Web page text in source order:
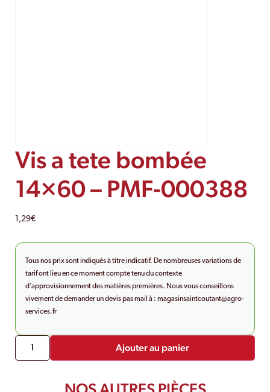
Vis a tete bombée
14×60 – PMF-000388
1,29€
Tous nos prix sont indiqués à titre indicatif. De nombreuses variations de
tarif ont lieu en ce moment compte tenu du contexte
d’approvisionnement des matières premières. Nous vous conseillons
vivement de demander un devis pas mail à : magasinsaintcoutant@agro-
services.fr
Ajouter au panier